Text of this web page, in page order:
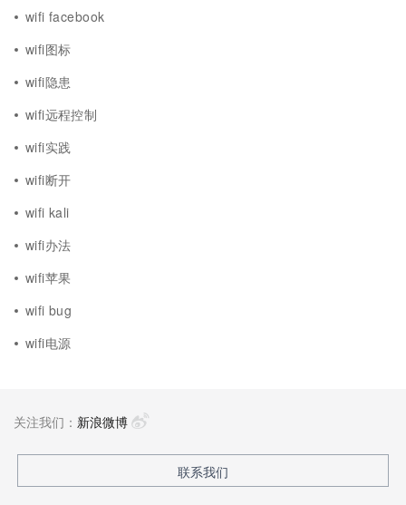
wifi facebook
wifi图标
wifi隐患
wifi远程控制
wifi实践
wifi断开
wifi kali
wifi办法
wifi苹果
wifi bug
wifi电源
关注我们： 新浪微博
联系我们